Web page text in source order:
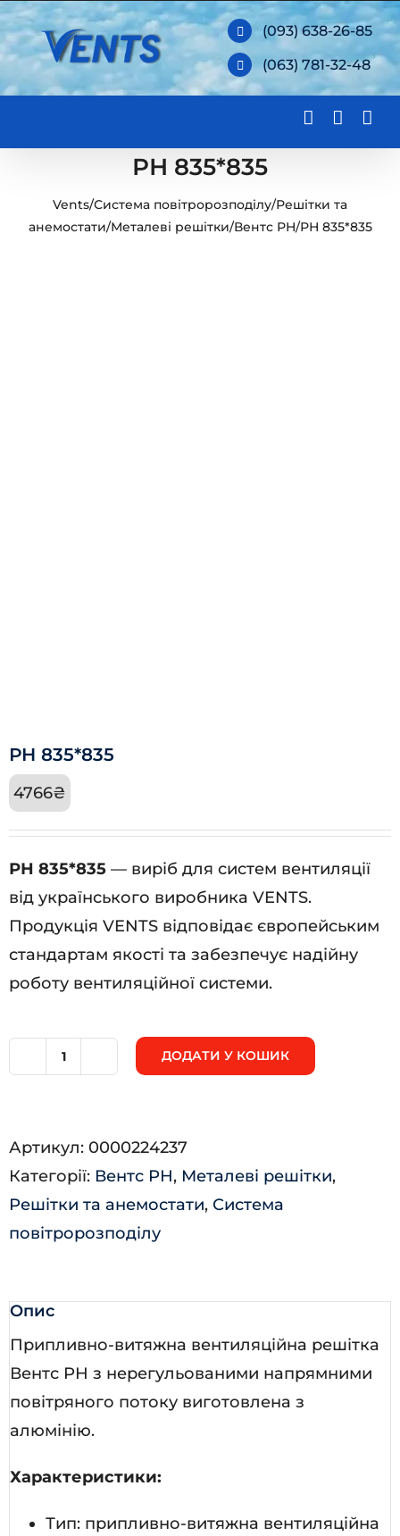
Skip
to
content
(093) 638-26-85
(063) 781-32-48
РН 835*835
Vents/Система повітророзподілу/Решітки та
анемостати/Металеві решітки/Вентс РН/РН 835*835
РН 835*835
4766₴
РН 835*835 — виріб для систем вентиляції
від українського виробника VENTS.
Продукція VENTS відповідає європейським
стандартам якості та забезпечує надійну
роботу вентиляційної системи.
ДОДАТИ У КОШИК
Артикул: 0000224237
Категорії: Вентс РН, Металеві решітки,
Решітки та анемостати, Система
повітророзподілу
Опис
Припливно-витяжна вентиляційна решітка
Вентс РН з нерегульованими напрямними
повітряного потоку виготовлена з
алюмінію.
Характеристики:
Тип: припливно-витяжна вентиляційна